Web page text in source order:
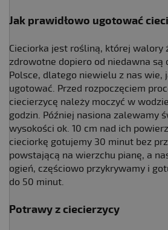
Jak prawidłowo ugotować
Cieciorka jest rośliną, której walory
zdrowotne dopiero od niedawna są
Polsce, dlatego niewielu z nas wie,
ugotować. Przed rozpoczęciem
ciecierzycę należy moczyć w
godzin. Później nasiona zalewamy
wysokości ok. 10 cm nad ich
cieciorkę gotujemy 30 minut bez
powstającą na wierzchu pianę, a
ogień, częściowo przykrywamy i
do 50 minut.
Potrawy z ciecierzycy